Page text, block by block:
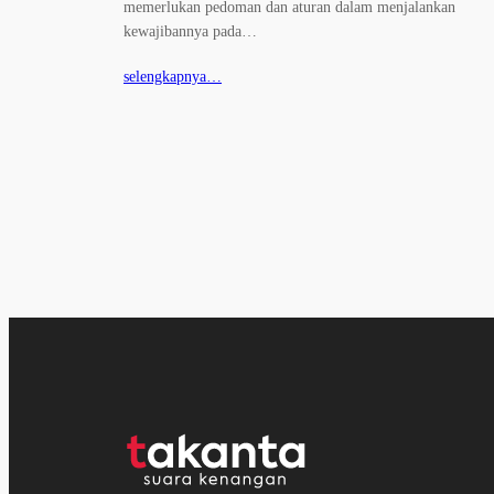
memerlukan pedoman dan aturan dalam menjalankan
kewajibannya pada…
selengkapnya…